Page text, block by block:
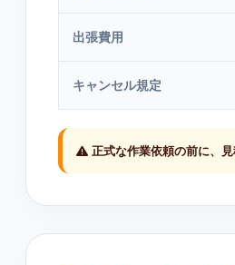
出張費用
キャンセル規定
正式な作業依頼の前に、